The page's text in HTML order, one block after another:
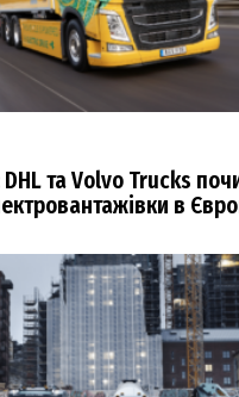
та Volvo Trucks
в